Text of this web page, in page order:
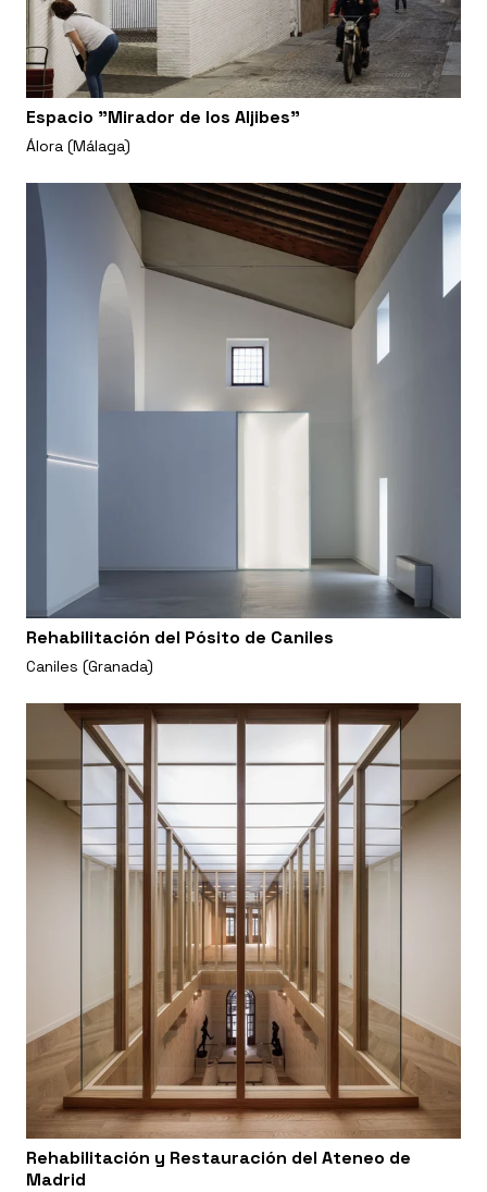
Espacio "Mirador de los Aljibes"
Álora (Málaga)
Rehabilitación del Pósito de Caniles
Caniles (Granada)
Rehabilitación y Restauración del Ateneo de
Madrid